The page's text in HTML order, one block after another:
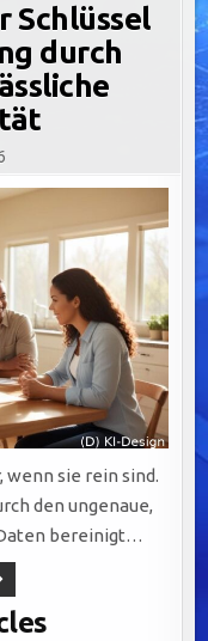
Schlüssel
durch
wenn sie rein sind.
den ungenaue,
bereinigt…